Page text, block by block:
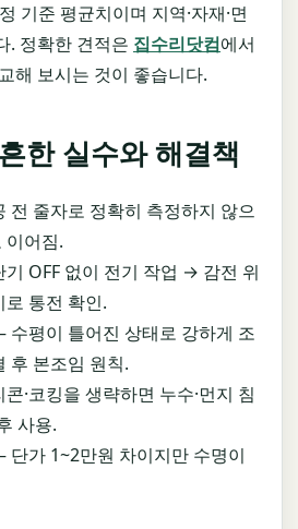
기준 평균치이며 지역·자재·면
. 정확한 견적은 집수리닷컴에서
해 보시는 것이 좋습니다.
한 실수와 해결책
줄자로 정확히 측정하지 않으
이어짐.
OFF 없이 전기 작업 → 감전 위
통전 확인.
평이 틀어진 상태로 강하게 조
후 본조임 원칙.
·코킹을 생략하면 누수·먼지 침
사용.
가 1~2만원 차이지만 수명이